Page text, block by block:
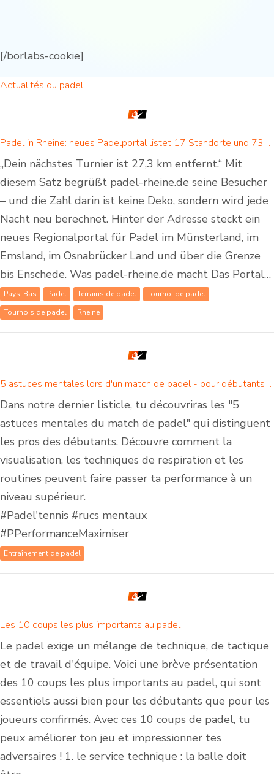
[/borlabs-cookie]
Actualités du padel
Padel in Rheine: neues Padelportal listet 17 Standorte und 73 Padel-Courts in Rheine und Umgebung
„Dein nächstes Turnier ist 27,3 km entfernt.“ Mit
diesem Satz begrüßt padel-rheine.de seine Besucher
– und die Zahl darin ist keine Deko, sondern wird jede
Nacht neu berechnet. Hinter der Adresse steckt ein
neues Regionalportal für Padel im Münsterland, im
Emsland, im Osnabrücker Land und über die Grenze
bis Enschede. Was padel-rheine.de macht Das Portal…
Pays-Bas Padel Terrains de padel
Tournoi de padel
Tournois de padel
Rheine
5 astuces mentales lors d'un match de padel - pour débutants et joueurs de padel confirmés
Dans notre dernier listicle, tu découvriras les "5
astuces mentales du match de padel" qui distinguent
les pros des débutants. Découvre comment la
visualisation, les techniques de respiration et les
routines peuvent faire passer ta performance à un
niveau supérieur.
#Padel'tennis #rucs mentaux
#PPerformanceMaximiser
Entraînement de padel
Les 10 coups les plus importants au padel
Le padel exige un mélange de technique, de tactique
et de travail d'équipe. Voici une brève présentation
des 10 coups les plus importants au padel, qui sont
essentiels aussi bien pour les débutants que pour les
joueurs confirmés. Avec ces 10 coups de padel, tu
peux améliorer ton jeu et impressionner tes
adversaires ! 1. le service technique : la balle doit